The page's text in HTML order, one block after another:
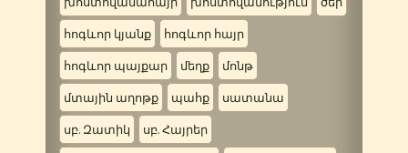
հոգևոր կյանք հոգևոր հայր
հոգևոր պայքար մեղք մոնթ
մտային աղոթք պահք սատանա
սբ. Զատիկ սբ. Հայրեր